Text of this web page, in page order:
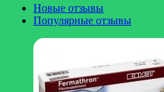
Новые отзывы
Популярные отзывы